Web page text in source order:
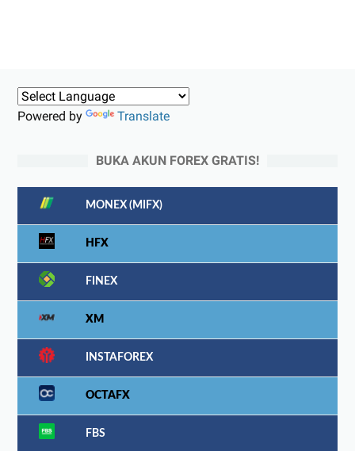
Powered by Translate
BUKA AKUN FOREX GRATIS!
MONEX (MIFX)
HFX
FINEX
XM
INSTAFOREX
OCTAFX
FBS